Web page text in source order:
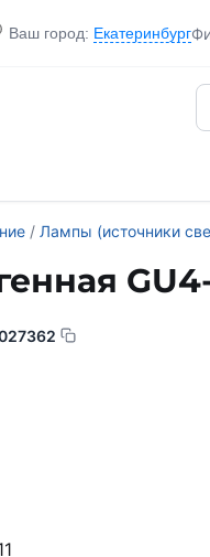
Ваш город: Екатеринбург
/ Лампы (источники